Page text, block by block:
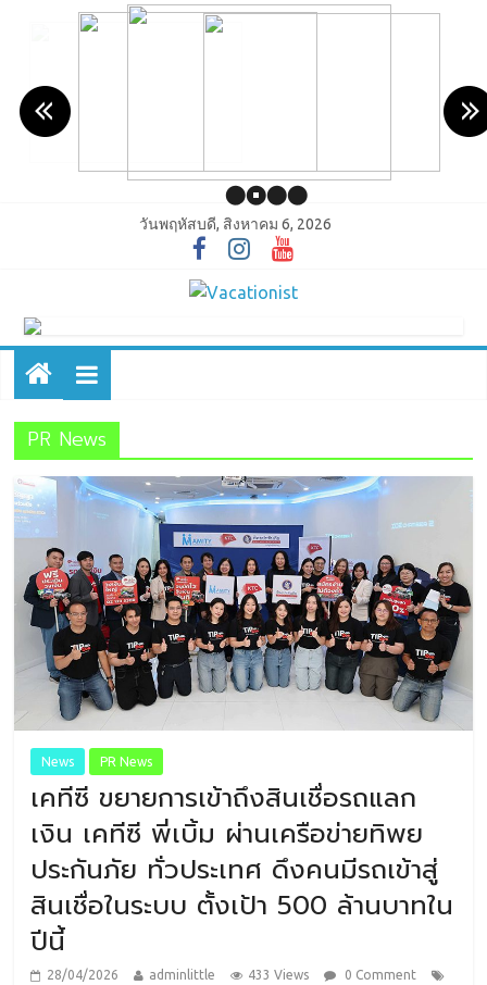
วันพฤหัสบดี, สิงหาคม 6, 2026
PR News
News PR News
เคทีซี ขยายการเข้าถึงสินเชื่อรถแลก
เงิน เคทีซี พี่เบิ้ม ผ่านเครือข่ายทิพย
ประกันภัย ทั่วประเทศ ดึงคนมีรถเข้าสู่
สินเชื่อในระบบ ตั้งเป้า 500 ล้านบาทใน
ปีนี้
28/04/2026 adminlittle 433 Views
0 Comment